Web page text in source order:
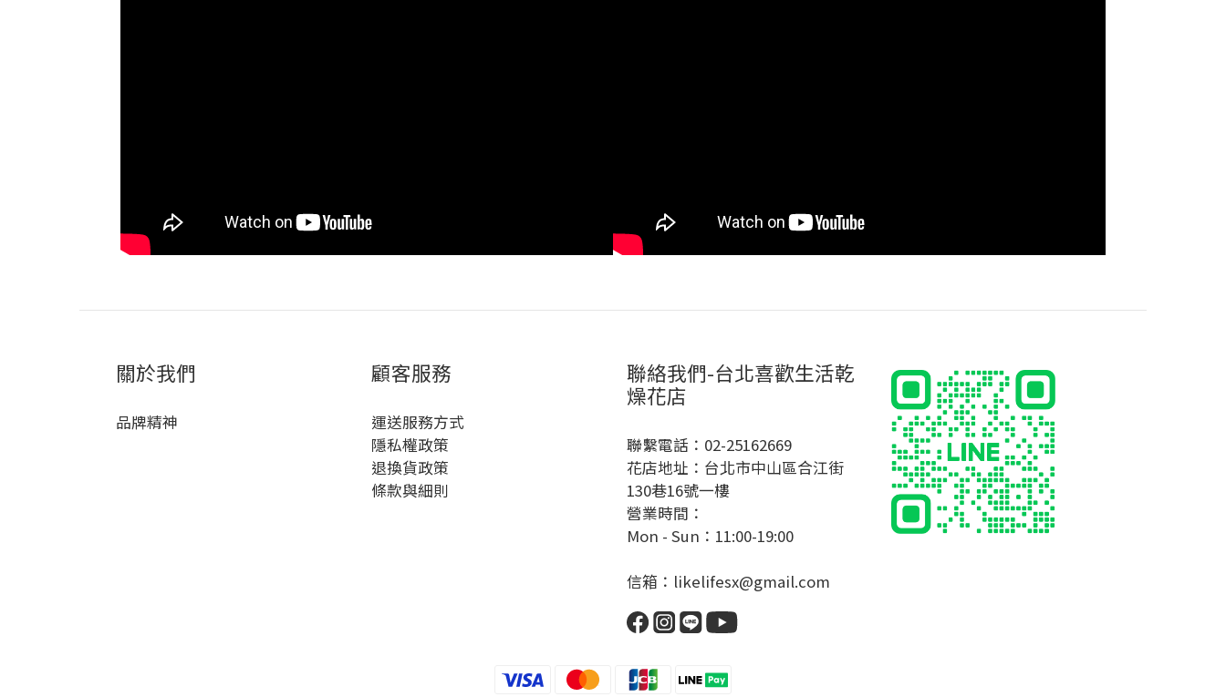
關於我們
品牌精神
顧客服務
運送服務方式
隱私權政策
退換貨政策
條款與細則
聯絡我們-台北喜歡生活乾
燥花店
聯繫電話：02-25162669
花店地址：台北市中山區合江街
130巷16號一樓
營業時間：
Mon - Sun：11:00-19:00
信箱：likelifesx@gmail.com